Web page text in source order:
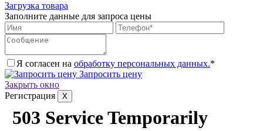
Загрузка товара
Заполните данные для запроса цены
Я согласен на обработку персональных данных.*
Запросить цену
Закрыть окно
Регистрация
X